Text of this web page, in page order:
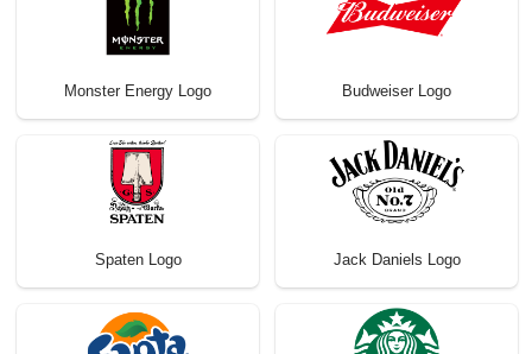
Monster Energy Logo Budweiser Logo
Spaten Logo Jack Daniels Logo